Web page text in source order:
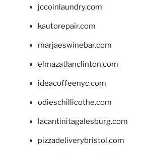
jccoinlaundry.com
kautorepair.com
marjaeswinebar.com
elmazatlanclinton.com
ideacoffeenyc.com
odieschillicothe.com
lacantinitagalesburg.com
pizzadeliverybristol.com